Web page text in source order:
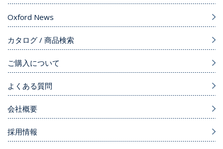
Oxford News
カタログ / 商品検索
ご購入について
よくある質問
会社概要
採用情報